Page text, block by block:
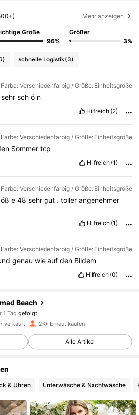
Mehr anzeigen
Größe
96%
Größer
3%
schnelle Logistik(3)
Farbe: Verschiedenfarbig / Größe: Einheitsgröße
sehr sch ö n
Hilfreich (2)
Farbe: Verschiedenfarbig / Größe: Einheitsgröße
Sommer top
Hilfreich (1)
Farbe: Verschiedenfarbig / Größe: Einheitsgröße
öße48sehrgut .tollerangenehmer
Hilfreich (1)
Farbe: Verschiedenfarbig / Größe: Einheitsgröße
genau wie auf den Bildern
Hilfreich (0)
Beach
1 Taggefolgt
Durchsuchen
verkauft 2K+ Erneut kaufen
Alle Artikel
& Uhren Unterwäsche & Nachtwäsche